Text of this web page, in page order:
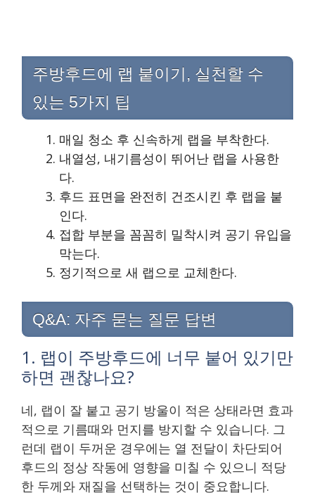
주방후드에 랩 붙이기, 실천할 수
있는 5가지 팁
매일 청소 후 신속하게 랩을 부착한다.
내열성, 내기름성이 뛰어난 랩을 사용한
다.
후드 표면을 완전히 건조시킨 후 랩을 붙
인다.
접합 부분을 꼼꼼히 밀착시켜 공기 유입을
막는다.
정기적으로 새 랩으로 교체한다.
Q&A: 자주 묻는 질문 답변
1. 랩이 주방후드에 너무 붙어 있기만
하면 괜찮나요?
네, 랩이 잘 붙고 공기 방울이 적은 상태라면 효과
적으로 기름때와 먼지를 방지할 수 있습니다. 그
런데 랩이 두꺼운 경우에는 열 전달이 차단되어
후드의 정상 작동에 영향을 미칠 수 있으니 적당
한 두께와 재질을 선택하는 것이 중요합니다.